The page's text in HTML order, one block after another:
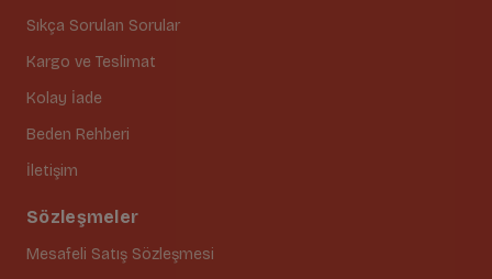
Sıkça Sorulan Sorular
Kargo ve Teslimat
Kolay İade
Beden Rehberi
İletişim
Sözleşmeler
Mesafeli Satış Sözleşmesi